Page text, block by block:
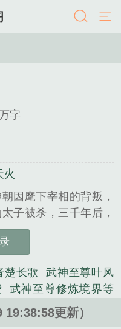
字
火
因麾下宰相的背叛，
子被杀，三千年后，
绝世天赋，铸造强大
三千年后的新一代神
的其他小说类小说。
楚长歌
武神至尊叶风
武神至尊修炼境界等
神至尊陈天极电视剧免
阅读
武神至尊林飞女
更新）